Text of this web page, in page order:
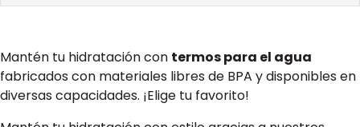
Mantén tu hidratación con termos para el agua
fabricados con materiales libres de BPA y disponibles en
diversas capacidades. ¡Elige tu favorito!